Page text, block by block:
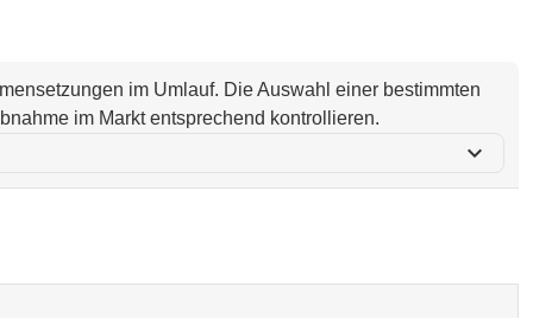
im Umlauf. Die Auswahl einer bestimmten
im Markt entsprechend kontrollieren.
expand_more